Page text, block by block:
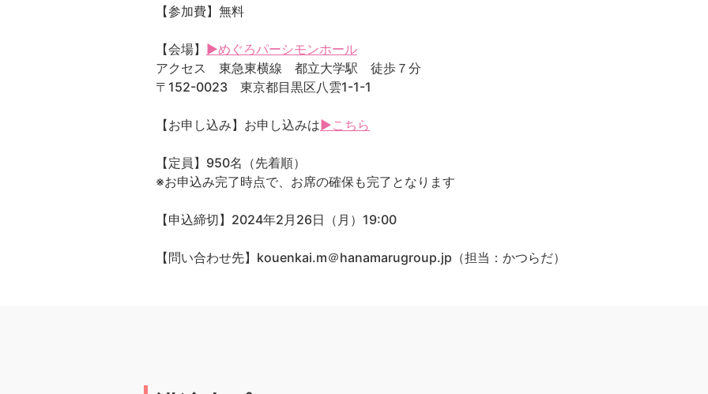
【参加費】無料
【会場】 ▶めぐろパーシモンホール
アクセス 東急東横線 都立大学駅 徒歩７分
〒152-0023 東京都目黒区八雲1-1-1
【お申し込み】お申し込みは▶こちら
【定員】950名（先着順）
※お申込み完了時点で、お席の確保も完了となります
【申込締切】2024年2月26日（月）19:00
【問い合わせ先】kouenkai.m＠hanamarugroup.jp（担当：かつらだ）